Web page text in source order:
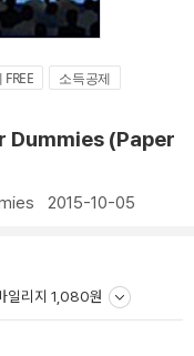
소득공제
Dummies (Paper
2015-10-05
일리지 1,080원